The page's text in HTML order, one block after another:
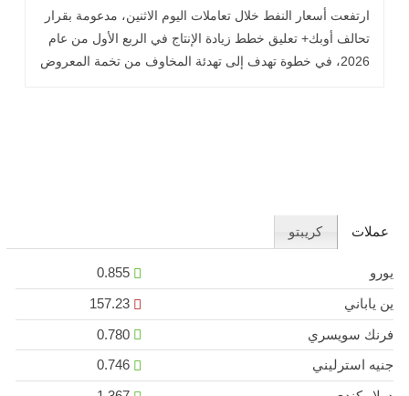
المعروض العالمي
ارتفعت أسعار النفط خلال تعاملات اليوم الاثنين، مدعومة بقرار
تحالف أوبك+ تعليق خطط زيادة الإنتاج في الربع الأول من عام
2026، في خطوة تهدف إلى تهدئة المخاوف من تخمة المعروض
عملات كريبتو
يورو
0.855
ين ياباني
157.23
فرنك سويسري
0.780
جنيه استرليني
0.746